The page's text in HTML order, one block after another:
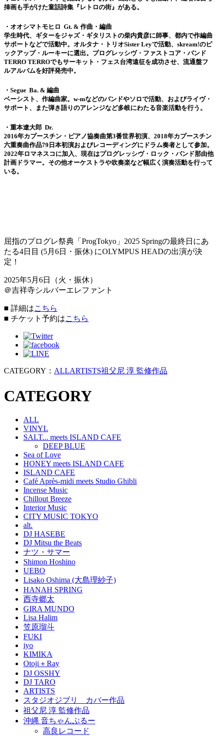
挿画も手がけた童話詩集『レトロの街』がある。
・オオシマトモヒロ Gt. & 作曲・編曲
学生時代、ギターをジャズ・ギタリストの柴内貴彦に師事、都内で作編曲
サポートなどで活動中。オルタナ・トリオSister Leyで活動、skream!のピ
ックアップ・ルーキーに選出。プログレッシヴ・ファストコア・バンド
TERRO TERROでもサーキット・フェス台湾遠征を成功させ、流通盤フ
ルアルバムを好評発売中。
・Segue Ba. & 編曲
ベーシスト、作編曲家。w-mなどのバンドやソロで活動、およびライヴ・
サポート、また弾き語りのアレンジなど多岐にわたる音楽活動を行う。
・重本遼大郎 Dr.
2016年カプースチン・ピアノ協奏曲第3番世界初演、2018年カプースチン
六重奏曲作品79日本初演およびレコーディングにドラム奏者として参加。
2022年ロマネスコに加入、現在はプログレッシヴ・ロック・バンド那由他
計画ドラマー。その他オーケストラや吹奏楽など幅広く演奏活動を行って
いる。
屈指のプログレ祭典「ProgTokyo」2025 Springの最終日にあ
たる4日目 (5月6日・振休) にOLYMPUS HEADの出演が決
定！
2025年5月6日（火・振休）
＠吉祥寺シルバーエレファント
■ 詳細はこちら
■ チケット予約はこちら
CATEGORY： ALLARTISTS祖父尼 淳 監修作品
CATEGORY
ALL
VINYL
SALT... meets ISLAND CAFE
DEEP BLUE
Sea of Love
HONEY meets ISLAND CAFE
ISLAND CAFE
Café Après-midi meets Studio Ghibli
Incense Music
Chillout Breeze
Interior Music
CITY MUSIC TOKYO
alt.
DJ HASEBE
DJ Mitsu the Beats
ナツ・サマー
Shimon Hoshino
UEBO
Lisako Oshima (大島理紗子)
HANAH SPRING
西寺郷太
GIRA MUNDO
Lisa Halim
笠原瑠斗
FUKI
iyo
KIMIKA
Otoji＋Ray
DJ OSSHY
DJ TARO
ARTISTS
スタジオジブリ カバー作品
祖父尼 淳 監修作品
沖縄 音ちゃんぷるー
高良レコード